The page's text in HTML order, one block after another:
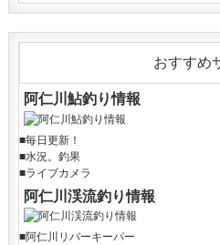
おすすめ
阿仁川鮎釣り情報
■毎日更新！
■水況。釣果
■ライブカメラ
阿仁川渓流釣り情報
■阿仁川リバーキーパー